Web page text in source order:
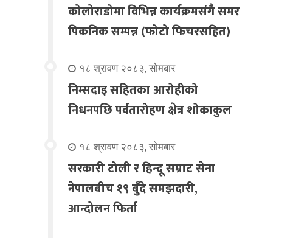
कोलोराडोमा विभिन्न कार्यक्रमसंगै समर
पिकनिक सम्पन्न (फोटो फिचरसहित)
१८ श्रावण २०८३, सोमबार
निम्सदाइ सहितका आरोहीको
निधनपछि पर्वतारोहण क्षेत्र शोकाकुल
१८ श्रावण २०८३, सोमबार
सरकारी टोली र हिन्दू सम्राट सेना
नेपालबीच १९ बुँदे समझदारी,
आन्दोलन फिर्ता